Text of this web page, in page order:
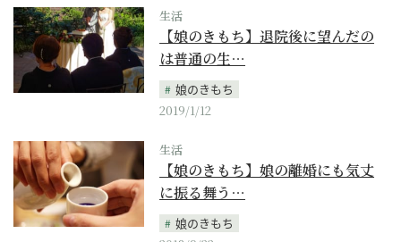
生活
【娘のきもち】退院後に望んだの
は普通の生…
娘のきもち
2019/1/12
生活
【娘のきもち】娘の離婚にも気丈
に振る舞う…
娘のきもち